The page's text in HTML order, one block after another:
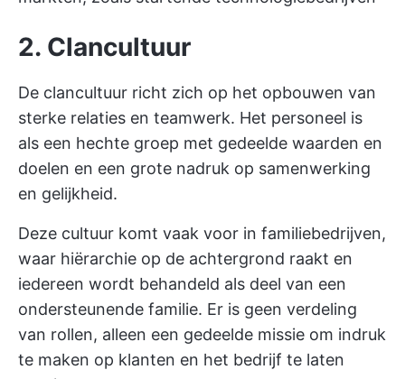
2. Clancultuur
De clancultuur richt zich op het opbouwen van
sterke relaties en teamwerk. Het personeel is
als een hechte groep met gedeelde waarden en
doelen en een grote nadruk op samenwerking
en gelijkheid.
Deze cultuur komt vaak voor in familiebedrijven,
waar hiërarchie op de achtergrond raakt en
iedereen wordt behandeld als deel van een
ondersteunende familie. Er is geen verdeling
van rollen, alleen een gedeelde missie om indruk
te maken op klanten en het bedrijf te laten